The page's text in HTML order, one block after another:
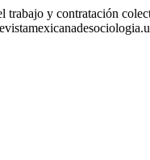
y contratación